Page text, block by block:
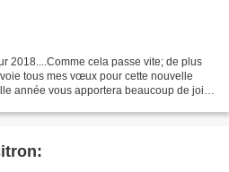
2018....Comme cela passe vite; de plus
tous mes vœux pour cette nouvelle
année vous apportera beaucoup de joie,